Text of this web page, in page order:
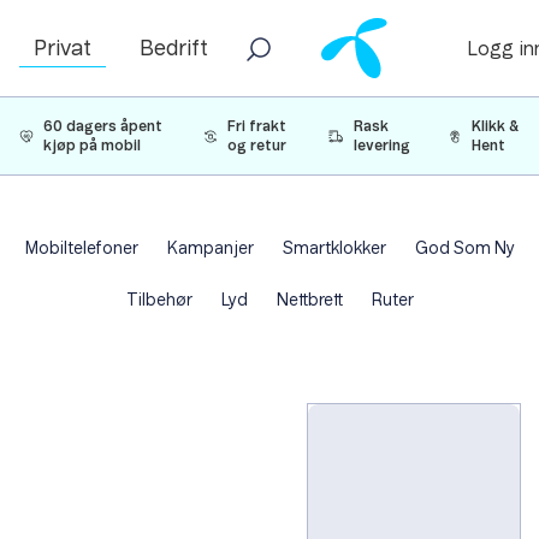
Privat Bedrift Logg
60 dagers åpent
kjøp på mobil
Fri frakt
og retur
Rask
levering
Klikk &
Hent
Mobiltelefoner Kampanjer Smartklokker God Som Ny
Tilbehør Lyd Nettbrett Ruter